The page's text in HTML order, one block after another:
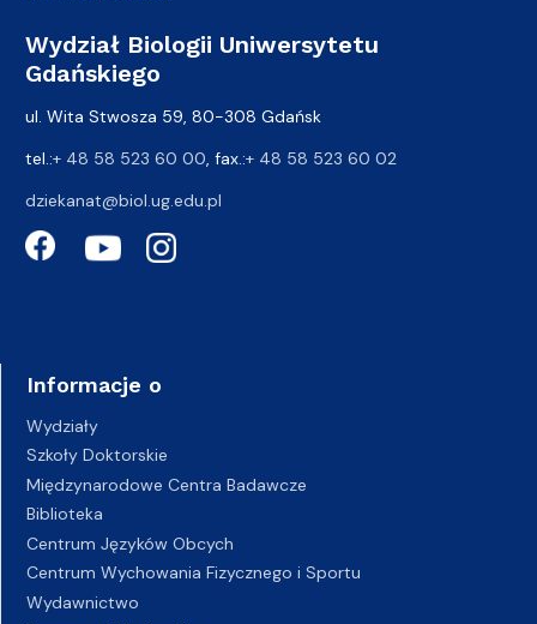
Wydział Biologii Uniwersytetu
Gdańskiego
ul. Wita Stwosza 59, 80-308 Gdańsk
tel.:+ 48 58 523 60 00, fax.:+ 48 58 523 60 02
dziekanat@biol.ug.edu.pl
Informacje o
Wydziały
Szkoły Doktorskie
Międzynarodowe Centra Badawcze
Biblioteka
Centrum Języków Obcych
Centrum Wychowania Fizycznego i Sportu
Wydawnictwo